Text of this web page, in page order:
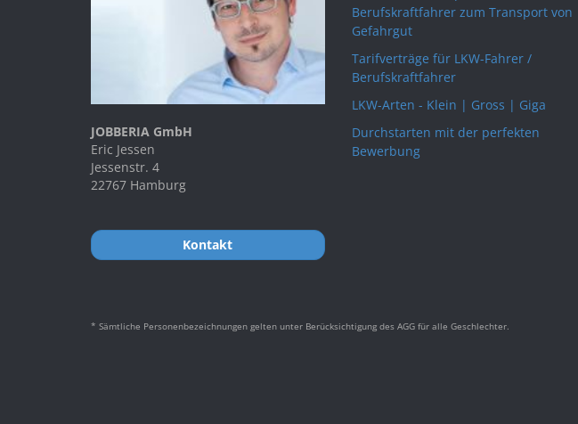
JOBBERIA GmbH
Eric Jessen
Jessenstr. 4
22767 Hamburg
Kontakt
Berufskraftfahrer zum Transport von
Gefahrgut
Tarifverträge für LKW-Fahrer /
Berufskraftfahrer
LKW-Arten - Klein | Gross | Giga
Durchstarten mit der perfekten
Bewerbung
* Sämtliche Personenbezeichnungen gelten unter Berücksichtigung des AGG für alle Geschlechter.